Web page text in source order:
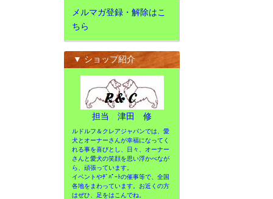
メルマガ登録・解除はこ
ちら
▼ ショップ紹介
担当 津田 修
ルドルフ＆クレアジャパンでは、愛
犬とオーナーさんが幸福になってく
れる事を喜びとし、日々、オーナー
さんと愛犬の笑顔を思い浮かべなが
ら、頑張っています。
イベントやﾃﾞﾊﾟｰﾄの催事等で、全国
各地をまわっています。お近くの方
はぜひ、足をはこんでね。